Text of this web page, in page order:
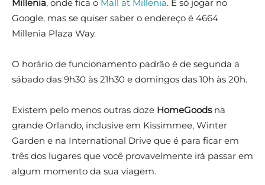
Millenia, onde fica o Mall at Millenia. É só jogar no
Google, mas se quiser saber o endereço é 4664
Millenia Plaza Way.
O horário de funcionamento padrão é de segunda a
sábado das 9h30 às 21h30 e domingos das 10h às 20h.
Existem pelo menos outras doze HomeGoodsna
grande Orlando, inclusive em Kissimmee, Winter
Garden e na International Drive que é para ficar em
três dos lugares que você provavelmente irá passar em
algum momento da sua viagem.